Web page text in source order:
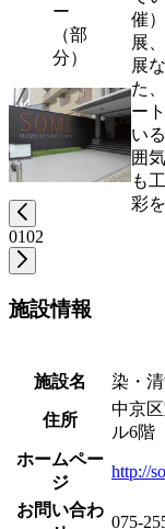
ー
（部
分）
0102
催
展
展
た
ー
い
囲
も
彩
施設情報
施設名
染・
住所
中京
ル6階
ホームペー
ジ
http://
お問い合わ
075-